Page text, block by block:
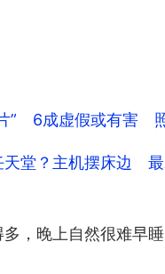
” 6成虚假或有害
天堂？主机摆床边
，晚上自然很难早